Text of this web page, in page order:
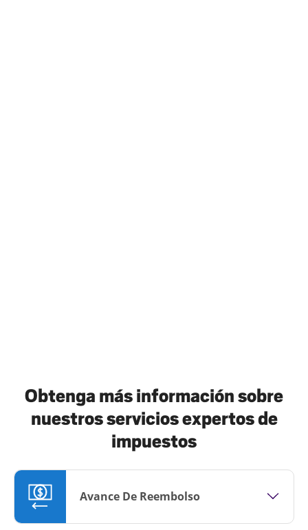
Obtenga más información sobre
nuestros servicios expertos de
impuestos
Avance De Reembolso